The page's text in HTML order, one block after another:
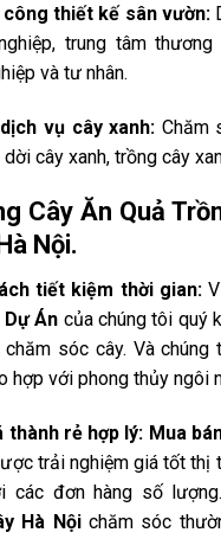
thiết kế sân vườn:
trung tâm
và tư nhân.
vụ cây xanh: Chăm
cây xanh, trồng cây
Cây Ăn Quả
Nội.
tiết kiệm thời gian:
Án của chúng tôi quý
chăm sóc cây. Và
hợp với phong thủy ngôi
thành rẻ hợp lý: Mua
trải nghiệm giá tốt thị
các đơn hàng số
Hà Nộichăm sóc